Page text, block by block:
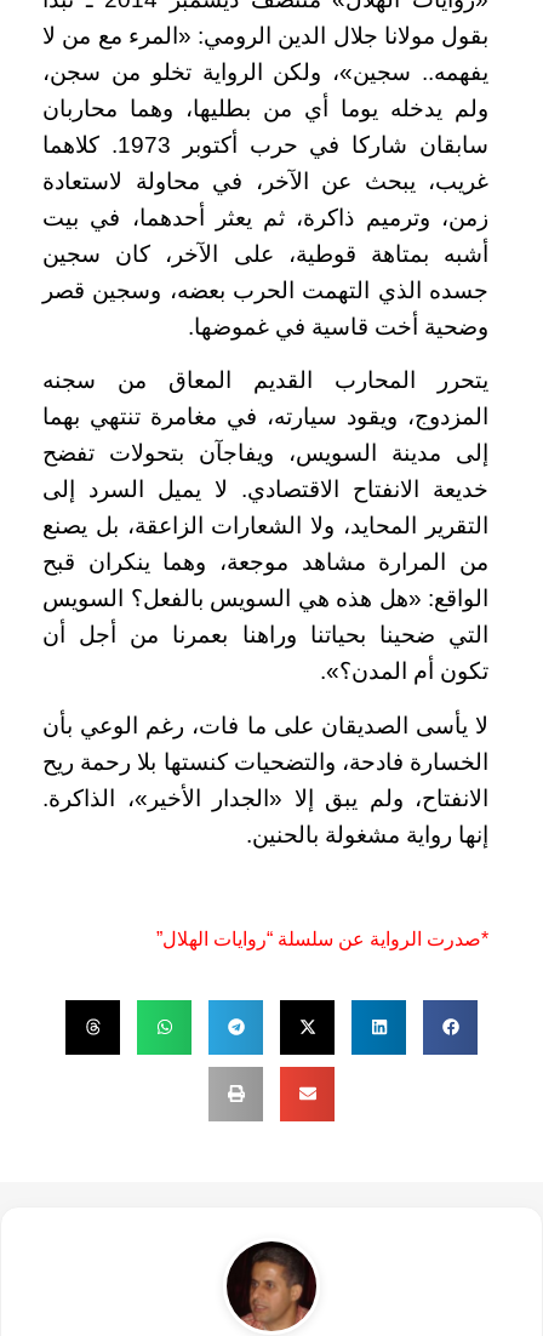
بقول مولانا جلال الدين الرومي: «المرء مع من لا
يفهمه.. سجين»، ولكن الرواية تخلو من سجن،
ولم يدخله يوما أي من بطليها، وهما محاربان
سابقان شاركا في حرب أكتوبر 1973. كلاهما
غريب، يبحث عن الآخر، في محاولة لاستعادة
زمن، وترميم ذاكرة، ثم يعثر أحدهما، في بيت
أشبه بمتاهة قوطية، على الآخر، كان سجين
جسده الذي التهمت الحرب بعضه، وسجين قصر
وضحية أخت قاسية في غموضها.
يتحرر المحارب القديم المعاق من سجنه
المزدوج، ويقود سيارته، في مغامرة تنتهي بهما
إلى مدينة السويس، ويفاجآن بتحولات تفضح
خديعة الانفتاح الاقتصادي. لا يميل السرد إلى
التقرير المحايد، ولا الشعارات الزاعقة، بل يصنع
من المرارة مشاهد موجعة، وهما ينكران قبح
الواقع: «هل هذه هي السويس بالفعل؟ السويس
التي ضحينا بحياتنا وراهنا بعمرنا من أجل أن
تكون أم المدن؟».
لا يأسى الصديقان على ما فات، رغم الوعي بأن
الخسارة فادحة، والتضحيات كنستها بلا رحمة ريح
الانفتاح، ولم يبق إلا «الجدار الأخير»، الذاكرة.
إنها رواية مشغولة بالحنين.
*صدرت الرواية عن سلسلة “روايات الهلال”